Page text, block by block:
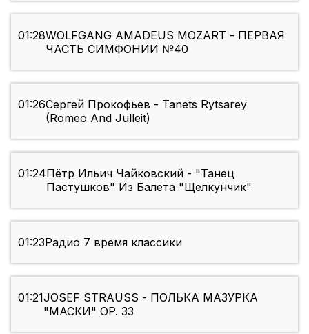
01:28WOLFGANG AMADEUS MOZART - ПЕРВАЯ
ЧАСТЬ СИМФОНИИ №40
01:26Сергей Прокофьев - Tanets Rytsarey
(Romeo And Julleit)
01:24Пётр Ильич Чайковский - "Танец
Пастушков" Из Балета "Щелкунчик"
01:23Радио 7 время классики
01:21JOSEF STRAUSS - ПОЛЬКА МАЗУРКА
"МАСКИ" OP. 33